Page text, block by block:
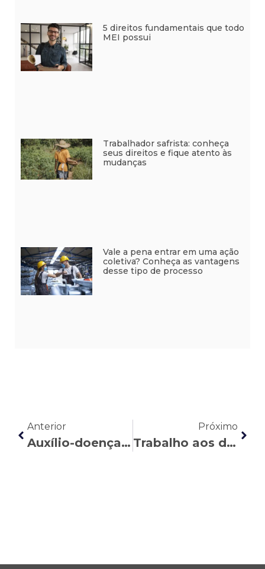
5 direitos fundamentais que todo
MEI possui
Trabalhador safrista: conheça
seus direitos e fique atento às
mudanças
Vale a pena entrar em uma ação
coletiva? Conheça as vantagens
desse tipo de processo
Anterior
Auxílio-doença para trabalhadores com câncer: tudo o que você precisa saber
Próximo
Trabalho aos domingos e feriados: o que pode mudar com a Portaria 3.665/2023